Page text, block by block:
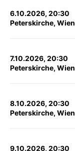
6.10.2026, 20:30
Peterskirche, Wien
7.10.2026, 20:30
Peterskirche, Wien
8.10.2026, 20:30
Peterskirche, Wien
9.10.2026, 20:30